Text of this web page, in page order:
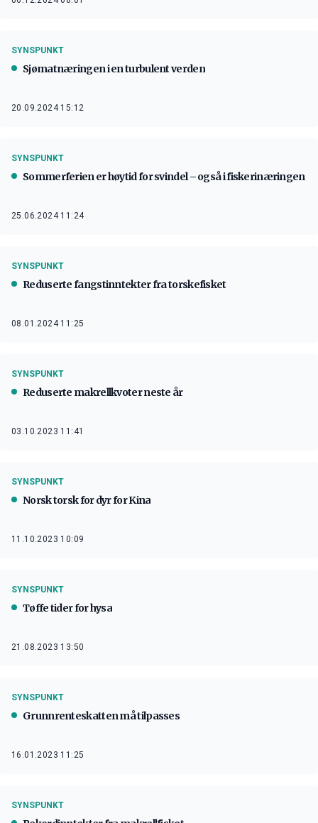
SYNSPUNKT
Sjømatnæringen i en turbulent verden
20.09.2024 15:12
SYNSPUNKT
Sommerferien er høytid for svindel – også i fiskerinæringen
25.06.2024 11:24
SYNSPUNKT
Reduserte fangstinntekter fra torskefisket
08.01.2024 11:25
SYNSPUNKT
Reduserte makrellkvoter neste år
03.10.2023 11:41
SYNSPUNKT
Norsk torsk for dyr for Kina
11.10.2023 10:09
SYNSPUNKT
Tøffe tider for hysa
21.08.2023 13:50
SYNSPUNKT
Grunnrenteskatten må tilpasses
16.01.2023 11:25
SYNSPUNKT